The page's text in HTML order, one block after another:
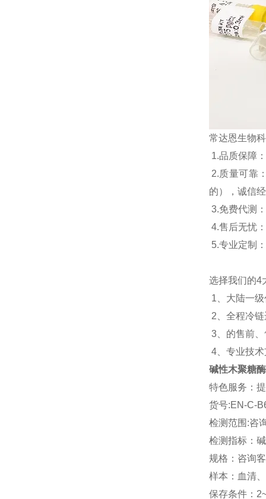
常达恩生物
1.品质保障
2.质量可靠
的），诚信
3.免费代测
4.售后无忧：
5.专业定制
选择我们的4
1 、大陆一
2 、全程冷
3、的售前
4、专业技
碱性木聚糖
特色服务：
货号:EN-C-
检测范围:咨
检测指标：
规格：咨询
样本：血清
保存条件：